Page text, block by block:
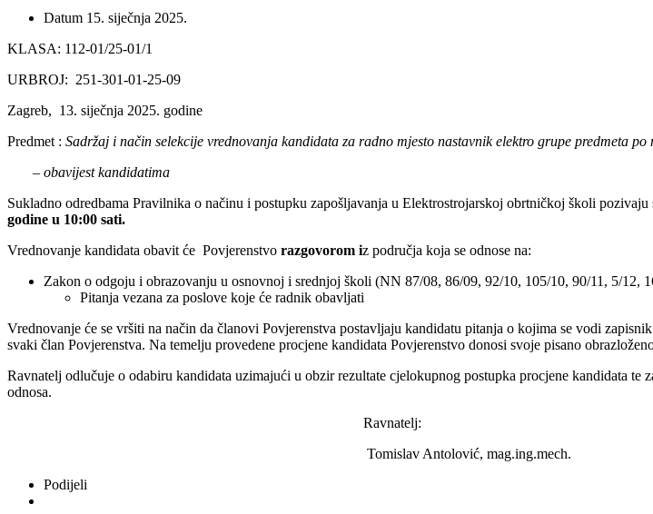
Datum 15. siječnja 2025.
KLASA: 112-01/25-01/1
URBROJ: 251-301-01-25-09
Zagreb, 13. siječnja 2025. godine
Predmet : Sadržaj i način selekcije vrednovanja kandidata za radno mjesto nastavnik elektro grupe predmeta
– obavijest kandidatima
Sukladno odredbama Pravilnika o načinu i postupku zapošljavanja u Elektrostrojarskoj obrtničkoj školi
godine u 10:00 sati.
Vrednovanje kandidata obavit će Povjerenstvo razgovorom iz područja koja se odnose na:
Zakon o odgoju i obrazovanju u osnovnoj i srednjoj školi (NN 87/08, 86/09, 92/10, 105/10, 90/11, 5/12,
Pitanja vezana za poslove koje će radnik obavljati
Vrednovanje će se vršiti na način da članovi Povjerenstva postavljaju kandidatu pitanja o kojima se vodi
svaki član Povjerenstva. Na temelju provedene procjene kandidata Povjerenstvo donosi svoje pisano
Ravnatelj odlučuje o odabiru kandidata uzimajući u obzir rezultate cjelokupnog postupka procjene kandidata te
odnosa.
Ravnatelj:
Tomislav Antolović, mag.ing.mech.
Podijeli